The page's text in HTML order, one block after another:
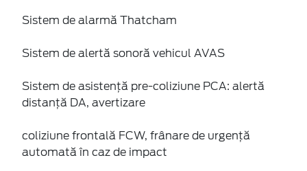
Sistem de alarmă Thatcham
Sistem de alertă sonoră vehicul AVAS
Sistem de asistență pre-coliziune PCA: alertă
distanță DA, avertizare
coliziune frontală FCW, frânare de urgență
automată în caz de impact